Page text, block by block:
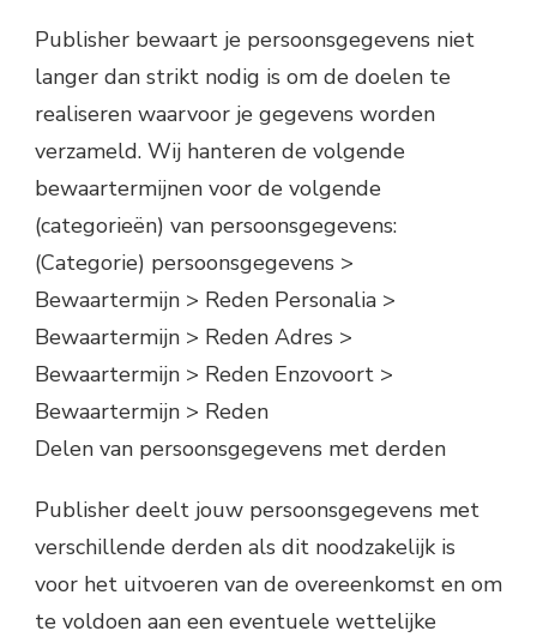
Publisher bewaart je persoonsgegevens niet
langer dan strikt nodig is om de doelen te
realiseren waarvoor je gegevens worden
verzameld. Wij hanteren de volgende
bewaartermijnen voor de volgende
(categorieën) van persoonsgegevens:
(Categorie) persoonsgegevens >
Bewaartermijn > Reden Personalia >
Bewaartermijn > Reden Adres >
Bewaartermijn > Reden Enzovoort >
Bewaartermijn > Reden
Delen van persoonsgegevens met derden
Publisher deelt jouw persoonsgegevens met
verschillende derden als dit noodzakelijk is
voor het uitvoeren van de overeenkomst en om
te voldoen aan een eventuele wettelijke